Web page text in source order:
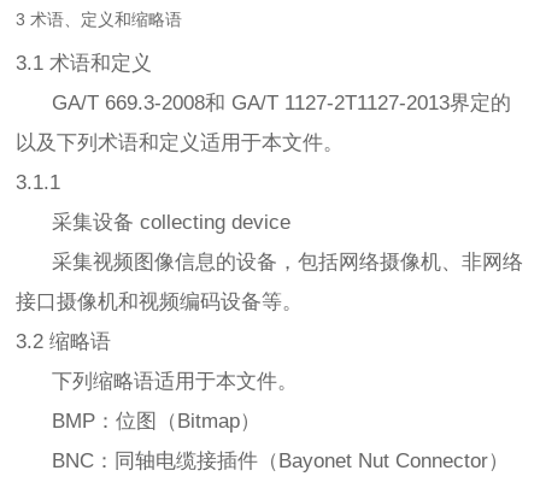
3 术语、定义和缩略语
3.1 术语和定义
GA/T 669.3-2008和 GA/T 1127-2T1127-2013界定的
以及下列术语和定义适用于本文件。
3.1.1
采集设备 collecting device
采集视频图像信息的设备，包括网络摄像机、非网络
接口摄像机和视频编码设备等。
3.2 缩略语
下列缩略语适用于本文件。
BMP：位图（Bitmap）
BNC：同轴电缆接插件（Bayonet Nut Connector）